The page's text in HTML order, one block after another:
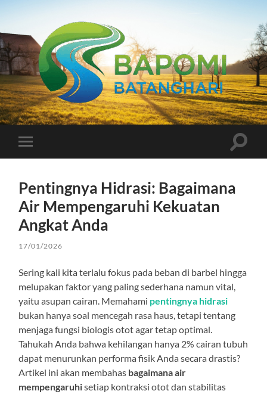
Bapomi
Batanghari
Toggle
mobile
Toggle
Pentingnya Hidrasi: Bagaimana
Air Mempengaruhi Kekuatan
Angkat Anda
17/01/2026
Sering kali kita terlalu fokus pada beban di barbel hingga
melupakan faktor yang paling sederhana namun vital,
yaitu asupan cairan. Memahami pentingnya hidrasi
bukan hanya soal mencegah rasa haus, tetapi tentang
menjaga fungsi biologis otot agar tetap optimal.
Tahukah Anda bahwa kehilangan hanya 2% cairan tubuh
dapat menurunkan performa fisik Anda secara drastis?
Artikel ini akan membahas bagaimana air
mempengaruhisetiap kontraksi otot dan stabilitas